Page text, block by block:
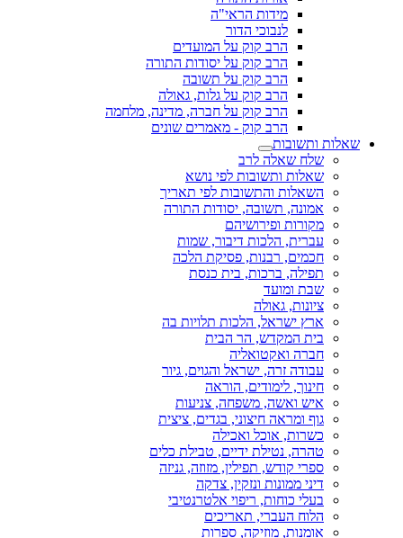
מידות הראי"ה
לנבוכי הדור
הרב קוק על המועדים
הרב קוק על יסודות התורה
הרב קוק על תשובה
הרב קוק על גלות, גאולה
הרב קוק על חברה, מדינה, מלחמה
הרב קוק - מאמרים שונים
שאלות ותשובות
שלח שאלה לרב
שאלות ותשובות לפי נושא
השאלות והתשובות לפי תאריך
אמונה, תשובה, יסודות התורה
מקורות ופירושיהם
עברית, הלכות דיבור, שמות
חכמים, רבנות, פסיקת הלכה
תפילה, ברכות, בית כנסת
שבת ומועד
ציונות, גאולה
ארץ ישראל, הלכות תלויות בה
בית המקדש, הר הבית
חברה ואקטואליה
עבודה זרה, ישראל והגוים, גיור
חינוך, לימודים, הוראה
איש ואשה, משפחה, צניעות
גוף ומראה חיצוני, בגדים, ציצית
כשרות, אוכל ואכילה
טהרה, נטילת ידיים, טבילת כלים
ספרי קודש, תפילין, מזוזה, גניזה
דיני ממונות ונזקין, צדקה
בעלי כוחות, ריפוי אלטרנטיבי
הלוח העברי, תאריכים
אומנות, מוזיקה, ספרות